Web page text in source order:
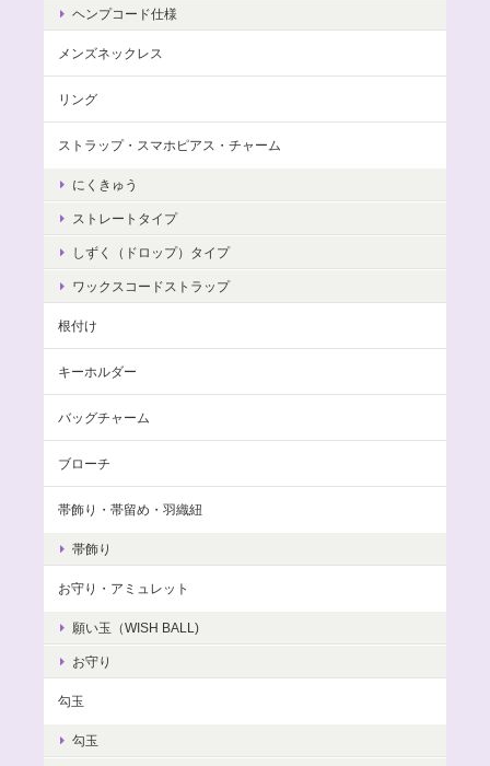
ヘンプコード仕様
メンズネックレス
リング
ストラップ・スマホピアス・チャーム
にくきゅう
ストレートタイプ
しずく（ドロップ）タイプ
ワックスコードストラップ
根付け
キーホルダー
バッグチャーム
ブローチ
帯飾り・帯留め・羽織紐
帯飾り
お守り・アミュレット
願い玉（WISH BALL)
お守り
勾玉
勾玉